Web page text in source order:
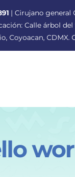
| Cirujano general
Calle árbol
Coyoacan, CDMX.
Godínez Vidal